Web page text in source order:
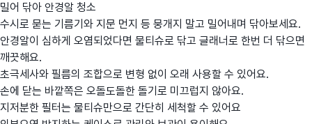
밀어 닦아 안경알 청소
수시로 묻는 기름기와 지문 먼지 등 뭉개지 말고 밀어내며 닦아보세요.
안경알이 심하게 오염되었다면 물티슈로 닦고 글래너로 한번 더 닦으면
깨끗해요.
초극세사와 필름의 조합으로 변형 없이 오래 사용할 수 있어요.
손에 닫는 바깥쪽은 오돌도돌한 돌기로 미끄럽지 않아요.
지저분한 필터는 물티슈만으로 간단히 세척할 수 있어요